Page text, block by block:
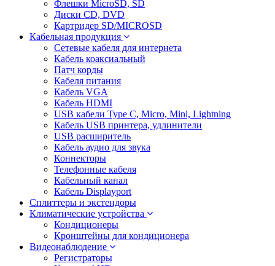
Флешки MicroSD, SD
Диски CD, DVD
Картридер SD/MICROSD
Кабельная продукция
Сетевые кабеля для интернета
Кабель коаксиальный
Патч корды
Кабеля питания
Кабель VGA
Кабель HDMI
USB кабели Type C, Micro, Mini, Lightning
Кабель USB принтера, удлинители
USB расширитель
Кабель аудио для звука
Коннекторы
Телефонные кабеля
Кабельный канал
Кабель Displayport
Сплиттеры и экстендоры
Климатические устройства
Кондиционеры
Кронштейны для кондиционера
Видеонаблюдение
Регистраторы